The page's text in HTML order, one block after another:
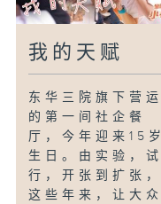
我的天赋
东华三院旗下营运
的第一间社企餐
厅，今年迎来15岁
生日。由实验，试
行，开张到扩张，
这些年来，让大众